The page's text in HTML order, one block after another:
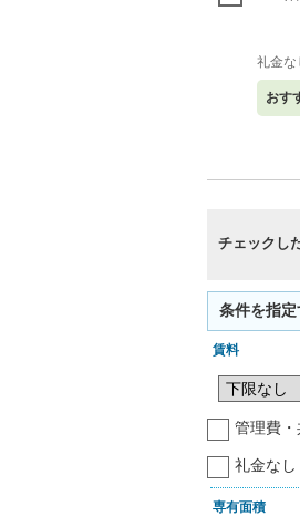
礼金な
おす
チェックし
条件を指定
賃料
管理費
礼金なし
専有面積